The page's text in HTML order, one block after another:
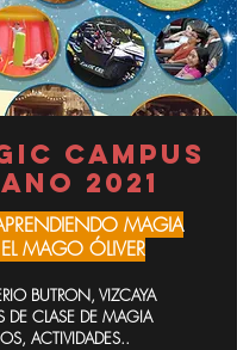
CAMPUS
2021
MAGIA
MAGO ÓLIVER
BUTRON, VIZCAYA
DE CLASE DE MAGIA
ACTIVIDADES..